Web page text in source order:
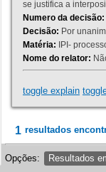
se justifica a
Numero da decisão:
Decisão: Por
Matéria: IPI-
Nome do relator:
toggle explain
1 resultados
Opções: Resultados